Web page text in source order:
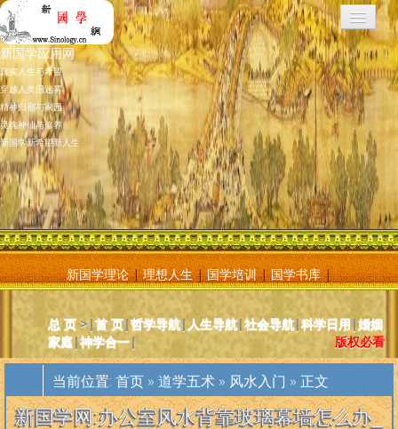
新国学应用网
真实人生与希望
穿越人类旧迷雾
精神归宿与家园
灵魂神仙与修养
新国学新希望新人生
新国学理论|理想人生|国学培训|国学书库|
新国学应用网是将新国学理论付诸应用的地方，新国学理论及其核心
基元学十分庞大复杂，特别是社会学部分和自然科学部分对于大多数
人而言因基础知识不够而难以理解。新国学应用网则将复杂的原理和
逻辑，简化为相对易懂和利于人们日常使用的内容方法。主要分为人
体人生、宗教、神灵、社会常识和科学常识。现在，新国学理论已经
是一个非常完备、深度范畴远超旧国学的系统性理论，来吧，每个人
都可以从中获益。
总 页 >|首 页|哲学导航| 人生导航|社会导航|科学日用 |婚姻
家庭|神学合一| 版权必看
当前位置: 首页 » 道学五术 » 风水入门 » 正文
新国学网:办公室风水背靠玻璃幕墙怎么办_